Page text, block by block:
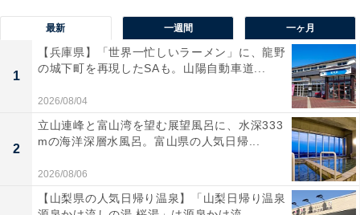
最新 一週間 一ヶ月
1
【兵庫県】「世界一忙しいラーメン」に、龍野
の城下町を再現したSAも。山陽自動車道...
2026/08/04
2
立山連峰と富山湾を望む展望風呂に、水深333
mの海洋深層水風呂。富山県の人気日帰...
2026/08/06
【山梨県の人気日帰り温泉】「山梨日帰り温泉